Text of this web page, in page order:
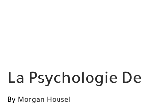
La Psychologie De
By Morgan Housel